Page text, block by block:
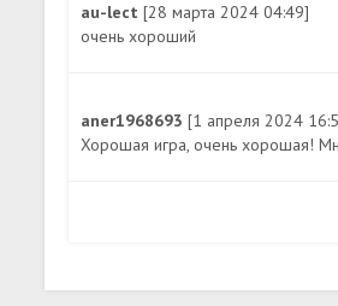
au-lect[28 марта 2024 04:49]
очень хороший
aner1968693[1 апреля 2024
Хорошая игра, очень хорошая!